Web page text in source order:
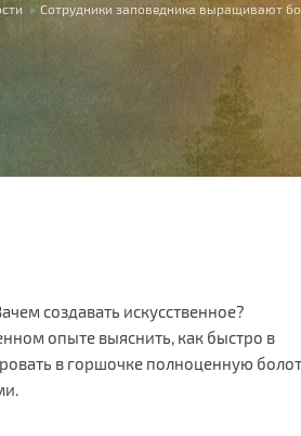
» Сотрудники заповедника выращивают
создавать искусственное?
опыте выяснить, как быстро в
в горшочке полноценную